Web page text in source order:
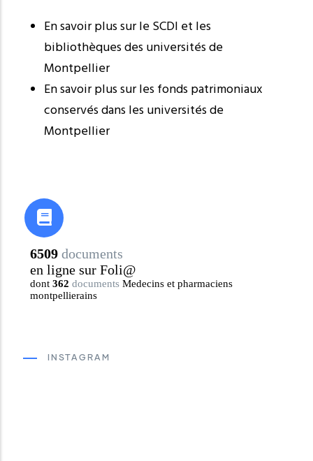
En savoir plus sur le SCDI et les
bibliothèques des universités de
Montpellier
En savoir plus sur les fonds patrimoniaux
conservés dans les universités de
Montpellier
INSTAGRAM